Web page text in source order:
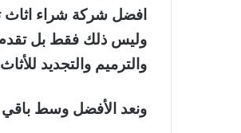
افضل شركة شراء اثاث
وليس ذلك فقط بل تقدم
والترميم والتجديد
ونعد الأفضل وسط باقي